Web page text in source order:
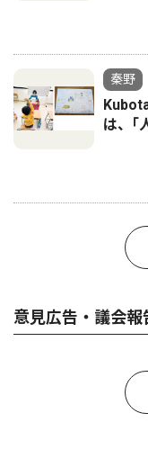
秦野
は、｢
意見広告・議会報